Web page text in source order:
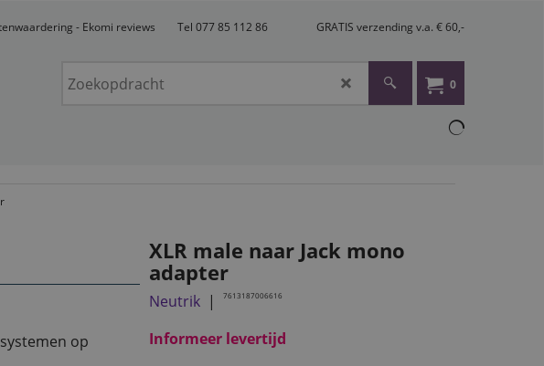
- Ekomi reviews Tel 077 85 112 86 GRATIS verzending v.a. € 60,-
0
XLR male naar Jack mono
adapter
Neutrik 7613187006616
Informeer levertijd
op